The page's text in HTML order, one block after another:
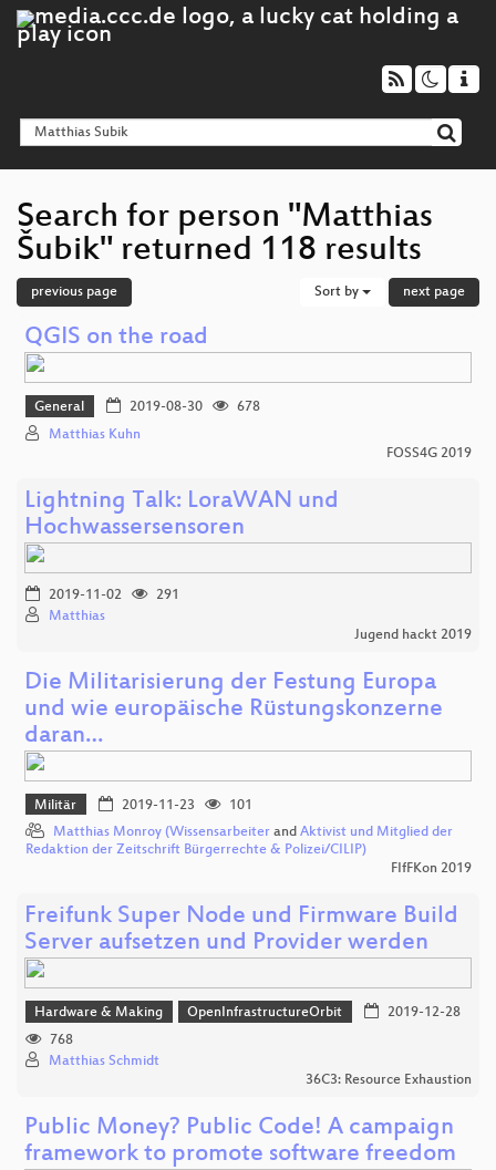
Search for person "Matthias
Šubik" returned 118 results
previous page Sort by next page
QGIS on the road
General 2019-08-30
678
Matthias Kuhn
FOSS4G 2019
Lightning Talk: LoraWAN und
Hochwassersensoren
2019-11-02
291
Matthias
Jugend hackt 2019
Die Militarisierung der Festung Europa
und wie europäische Rüstungskonzerne
daran…
Militär 2019-11-23
101
Matthias Monroy (Wissensarbeiter and Aktivist und Mitglied der
Redaktion der Zeitschrift Bürgerrechte & Polizei/CILIP)
FIfFKon 2019
Freifunk Super Node und Firmware Build
Server aufsetzen und Provider werden
Hardware & Making OpenInfrastructureOrbit
2019-12-28
768
Matthias Schmidt
36C3: Resource Exhaustion
Public Money? Public Code! A campaign
framework to promote software freedom